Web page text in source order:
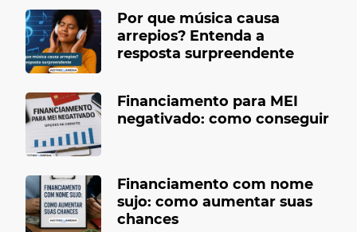
Por que música causa
arrepios? Entenda a
resposta surpreendente
Financiamento para MEI
negativado: como conseguir
Financiamento com nome
sujo: como aumentar suas
chances